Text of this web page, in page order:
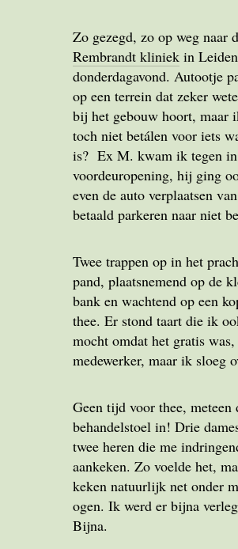
Zo gezegd, zo op weg naar
Rembrandt kliniek in
donderdagavond. Autootje
op een terrein dat zeker
bij het gebouw hoort, maar
toch niet betálen voor iets
is? Ex M. kwam ik tegen
voordeuropening, hij ging
even de auto verplaatsen van
betaald parkeren naar niet
Twee trappen op in het
pand, plaatsnemend op de
bank en wachtend op een
thee. Er stond taart die ik
mocht omdat het gratis
medewerker, maar ik sloeg
Geen tijd voor thee, meteen
behandelstoel in! Drie
twee heren die me
aankeken. Zo voelde het,
keken natuurlijk net onder
ogen. Ik werd er bijna
Bijna.